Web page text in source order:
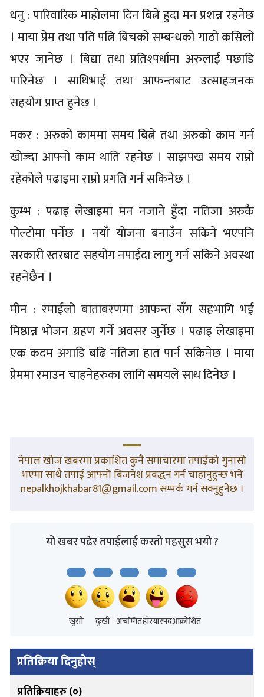
धनु : पारिवारिक माहोलमा दिन बित्ने हुदा मन प्रशन्न रहनेछ
। माया प्रेम तथा पति पत्नि बिचको सम्बन्धको गाठो कसिलो
भएर जानेछ । बिद्या तथा प्रतिश्पर्धामा अरुलाई पछाडि
पारिनेछ । साथिभाई तथा आफन्तबाट उत्साहजनक
सहयोग प्राप्त हुनेछ ।
मकर : अरुको काममा समय बित्ने तथा अरुको काम गर्न
खोज्दा आफ्नो काम थाति रहनेछ । साझपख समय राम्रो
रहेकोले पढाइमा राम्रो प्रगति गर्न सकिनेछ ।
कुम्भ : पढाइ लेखाइमा मन नजाने हुँदा नतिजा अरुकै
पोल्टोमा पर्नेछ । नयाँ योजना बनाउँन सकिने भएपनि
सरकारी स्तरबाट सहयोग नपाईदा लागु गर्न सकिने अवस्था
रहनेछैन ।
मीन : रमाईलो बाताबरणमा आफन्त सँग सहभागि भई
मिष्ठान्न भोजन ग्रहण गर्ने अवसर जुर्नेछ । पढाइ लेखाइमा
एक कदम अगाडि बढि नतिजा हात पार्न सकिनेछ । माया
प्रेममा रमाउन चाहनेहरुका लागि समयले साथ दिनेछ ।
नेपाल खोज खबरमा प्रकाशित कुनै समाचारमा तपाईंको गुनासो
भएमा साथै तपाई आफ्नो बिजनेश प्रवद्धन गर्न चाहानुहुन्छ भने
nepalkhojkhabar81@gmail.com सम्पर्क गर्न सक्नुहुनेछ ।
यो खबर पढेर तपाईलाई कस्तो महसुस भयो ?
खुसी दुःखी अचम्मितहाँस्यास्पदआक्रोशित
प्रतिक्रिया दिनुहोस्
प्रतिक्रियाहरु (०)